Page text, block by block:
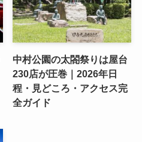
中村公園の太閤祭りは屋台
230店が圧巻｜2026年日
程・見どころ・アクセス完
全ガイド